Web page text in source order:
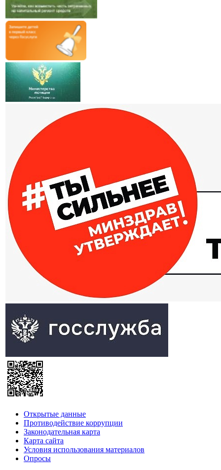
Открытые данные
Противодействие коррупции
Законодательная карта
Карта сайта
Условия использования материалов
Опросы